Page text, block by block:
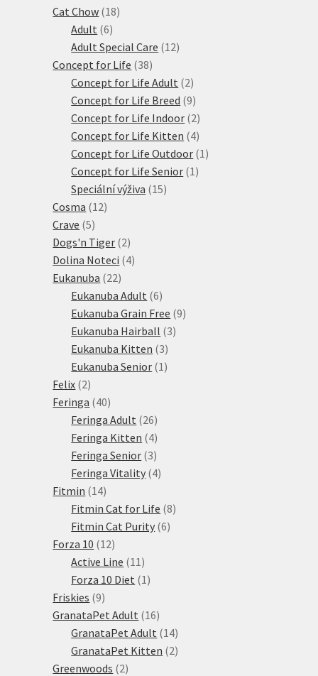
Cat Chow 1818
Adult 66
produktů
Adult Special Care 1212
Concept for Life 3838
produktů
Concept for Life Adult 22
produkty
Concept for Life Breed 99
produktů
Concept for Life Indoor 22
produkty
Concept for Life Kitten 44
produkty
Concept for Life Outdoor 1 1
Concept for Life Senior 1 1
Speciální výživa 1515
Cosma 1212
Crave 55
produktů
Dogs'n Tiger 22
produkty
Dolina Noteci 44
Eukanuba 2222
produktů
Eukanuba Adult 66
produktů
Eukanuba Grain Free 99
Eukanuba Hairball 33
Eukanuba Kitten 33
produkty
Eukanuba Senior 1 1
Felix 22
produkty
Feringa 4040
produktů
Feringa Adult 2626
produktů
Feringa Kitten 44
produkty
Feringa Senior 33
produkty
Feringa Vitality 44
Fitmin 1414
produktů
Fitmin Cat for Life 88
Fitmin Cat Purity 66
Forza 10 1212
produktů
Active Line 11 11
produktů
Forza 10 Diet 1 1
Friskies 99
produktů
GranataPet Adult 1616
produktů
GranataPet Adult 1414
produktů
GranataPet Kitten 22
Greenwoods 22